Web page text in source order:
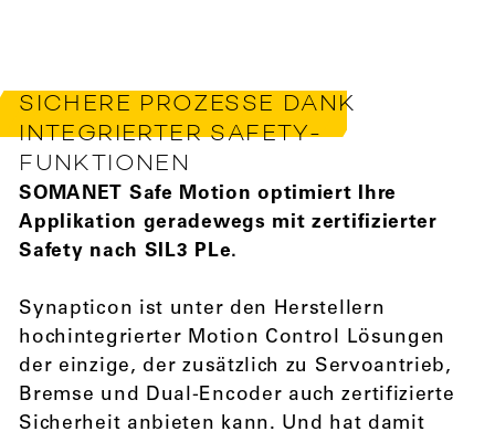
SICHERE PROZESSE DANK
INTEGRIERTER SAFETY-
FUNKTIONEN
SOMANET Safe Motion optimiert Ihre
Applikation geradewegs mit zertifizierter
Safety nach SIL3 PLe.
Synapticon ist unter den Herstellern
hochintegrierter Motion Control Lösungen
der einzige, der zusätzlich zu Servoantrieb,
Bremse und Dual-Encoder auch zertifizierte
Sicherheit anbieten kann. Und hat damit